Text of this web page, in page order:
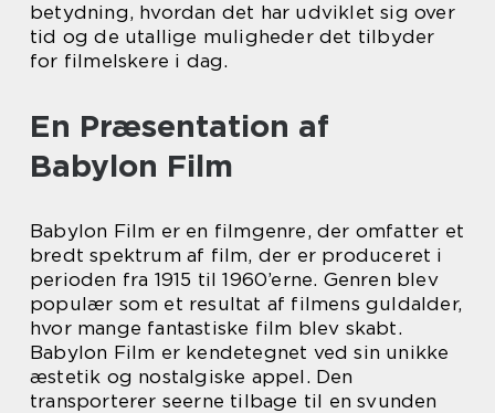
betydning, hvordan det har udviklet sig over
tid og de utallige muligheder det tilbyder
for filmelskere i dag.
En Præsentation af
Babylon Film
Babylon Film er en filmgenre, der omfatter et
bredt spektrum af film, der er produceret i
perioden fra 1915 til 1960’erne. Genren blev
populær som et resultat af filmens guldalder,
hvor mange fantastiske film blev skabt.
Babylon Film er kendetegnet ved sin unikke
æstetik og nostalgiske appel. Den
transporterer seerne tilbage til en svunden